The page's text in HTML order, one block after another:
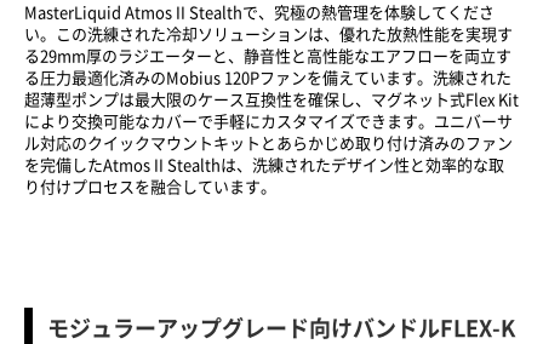
MasterLiquid Atmos II Stealthで、究極の熱管理を体験してくださ
い。この洗練された冷却ソリューションは、優れた放熱性能を実現す
る29mm厚のラジエーターと、静音性と高性能なエアフローを両立す
る圧力最適化済みのMobius 120Pファンを備えています。洗練された
超薄型ポンプは最大限のケース互換性を確保し、マグネット式Flex Kit
により交換可能なカバーで手軽にカスタマイズできます。ユニバーサ
ル対応のクイックマウントキットとあらかじめ取り付け済みのファン
を完備したAtmos II Stealthは、洗練されたデザイン性と効率的な取
り付けプロセスを融合しています。
モジュラーアップグレード向けバンドルFLEX-K